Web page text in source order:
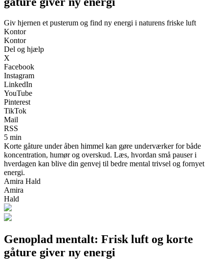
Giv hjernen et pusterum og find ny energi i naturens friske luft
Kontor
Kontor
Del og hjælp
X
Facebook
Instagram
LinkedIn
YouTube
Pinterest
TikTok
Mail
RSS
5 min
Korte gåture under åben himmel kan gøre underværker for både
koncentration, humør og overskud. Læs, hvordan små pauser i
hverdagen kan blive din genvej til bedre mental trivsel og fornyet
energi.
Amira Hald
Amira
Hald
Genoplad mentalt: Frisk luft og korte
gåture giver ny energi